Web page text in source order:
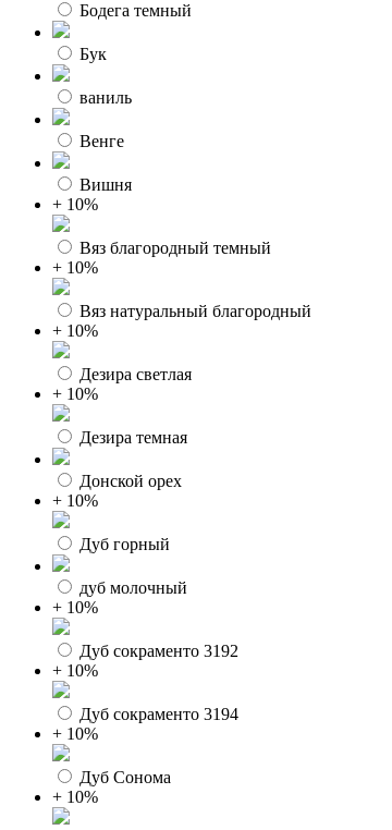
Бодега темный
Бук
ваниль
Венге
Вишня
+ 10%
Вяз благородный темный
+ 10%
Вяз натуральный благородный
+ 10%
Дезира светлая
+ 10%
Дезира темная
Донской орех
+ 10%
Дуб горный
дуб молочный
+ 10%
Дуб сокраменто 3192
+ 10%
Дуб сокраменто 3194
+ 10%
Дуб Сонома
+ 10%